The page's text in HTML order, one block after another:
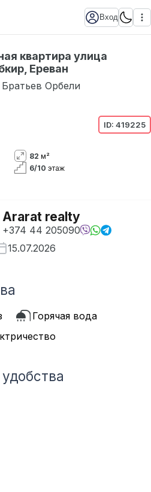
Вход
квартира улица
Ереван
Орбели
ID: 419225
82 м²
6/10 этаж
Ararat realty
+374 44 205090
15.07.2026
Горячая вода